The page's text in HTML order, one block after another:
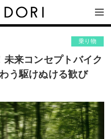
乗り物
来コンセプトバイク
う駆けぬける歓び